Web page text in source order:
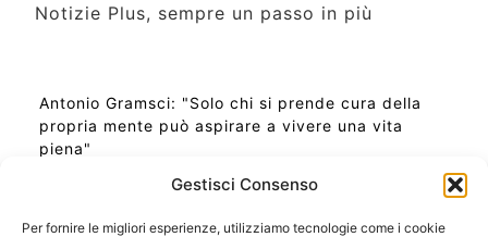
Gestisci Consenso
Per fornire le migliori esperienze, utilizziamo tecnologie come i cookie
Notizie Plus, sempre un passo in più
Antonio Gramsci: "Solo chi si prende cura della
propria mente può aspirare a vivere una vita
piena"